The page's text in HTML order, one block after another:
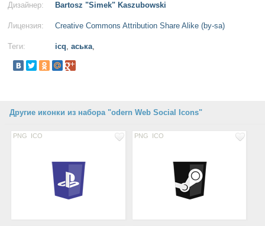
Дизайнер: Bartosz "Simek" Kaszubowski
Лицензия: Creative Commons Attribution Share Alike (by-sa)
Теги: icq, аська,
Другие иконки из набора "odern Web Social Icons"
PNG ICO PNG ICO